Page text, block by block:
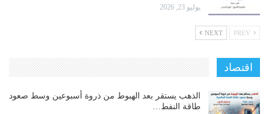
يوليو 23, 2026
NEXT
اقتصاد
الذهب يستقر بعد الهبوط من ذروة أسبوعين وسط صعود
طاقة النفط…